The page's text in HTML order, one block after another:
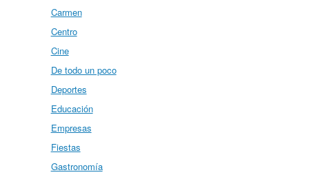
Carmen
Centro
Cine
De todo un poco
Deportes
Educación
Empresas
Fiestas
Gastronomía